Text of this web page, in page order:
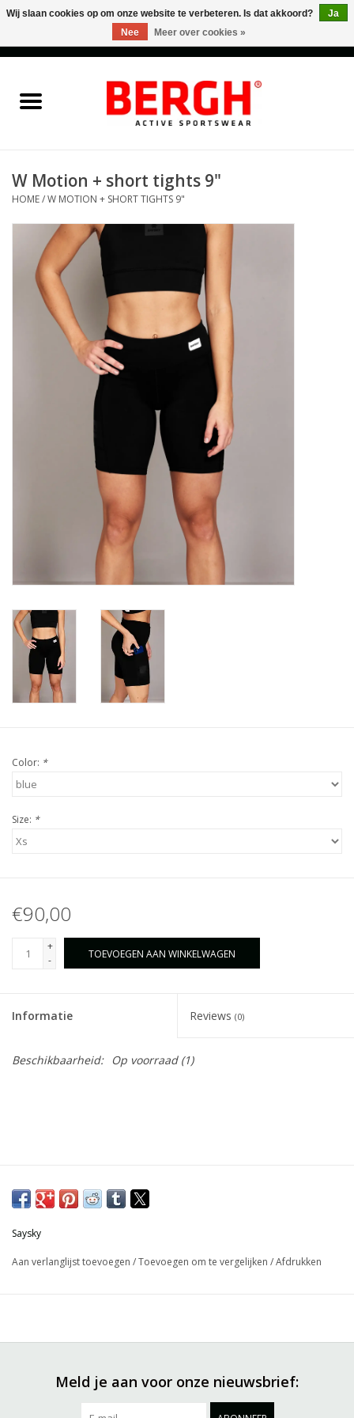
Cadeaubonnen
W Motion + short tights 9"
HOME/W MOTION + SHORT TIGHTS 9"
Color: *
Size: *
€90,00
+
-
TOEVOEGEN AAN WINKELWAGEN
Informatie Reviews (0)
Beschikbaarheid: Op voorraad(1)
Saysky
Aan verlanglijst toevoegen /Toevoegen om te vergelijken /Afdrukken
Meld je aan voor onze nieuwsbrief:
Wij slaan cookies op om onze website te verbeteren. Is dat akkoord?
Ja
Nee
Meer over cookies »